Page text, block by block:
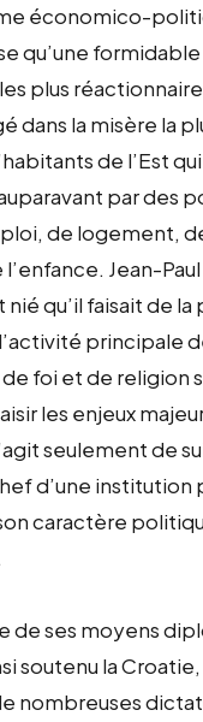
économico-
qu’une
plus
dans la misère la
de l’Est
par des
de logement,
Jean-Paul
qu’il faisait de la
principale
foi et de religion
les enjeux
seulement de
d’une institution
caractère
de ses moyens
soutenu la
nombreuses